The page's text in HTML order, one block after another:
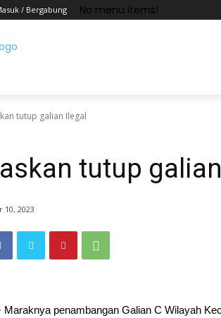
/ Bergabung No menu items!
tutup galian Ilegal
tutup
10, 2023
Maraknya penambangan Galian C Wilayah